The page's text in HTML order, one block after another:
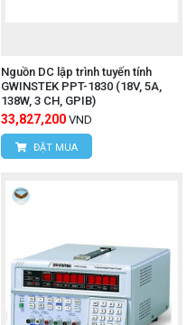
Nguồn DC lập trình tuyến tính
GWINSTEK PPT-1830 (18V, 5A,
138W, 3 CH, GPIB)
33,827,200 VND
ĐẶT MUA